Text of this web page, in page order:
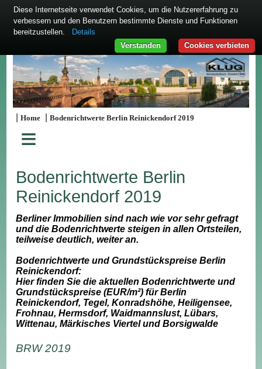
|Home |Bodenrichtwerte Berlin Reinickendorf 2019
≡
Bodenrichtwerte Berlin
Reinickendorf 2019
Berliner Immobilien sind nach wie vor sehr gefragt
und die Bodenrichtwerte steigen in allen Ortsteilen,
teilweise deutlich, weiter an.
Bodenrichtwerte und Grundstückspreise Berlin
Reinickendorf:
Hier finden Sie die aktuellen Bodenrichtwerte und
Grundstückspreise (EUR/m²) für Berlin
Reinickendorf, Tegel, Konradshöhe, Heiligensee,
Frohnau, Hermsdorf, Waidmannslust, Lübars,
Wittenau, Märkisches Viertel und Borsigwalde
BRW 2019
Diese Internetseite verwendet Cookies, um die Nutzererfahrung zu
verbessern und den Benutzern bestimmte Dienste und Funktionen
bereitzustellen.
Details
Cookies verbieten
Verstanden